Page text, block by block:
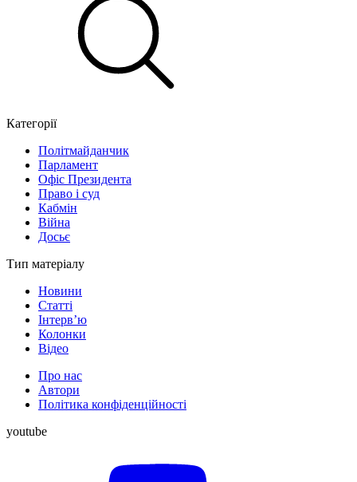
Категорії
Політмайданчик
Парламент
Офіс Президента
Право і суд
Кабмін
Війна
Досьє
Тип матеріалу
Новини
Статті
Інтерв’ю
Колонки
Відео
Про нас
Автори
Політика конфіденційності
youtube